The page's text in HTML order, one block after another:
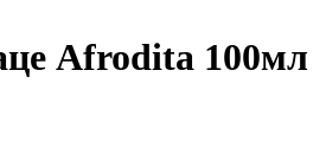
Afrodita 100мл